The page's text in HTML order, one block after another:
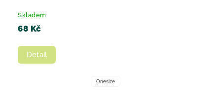
Skladem
68 Kč
Detail
Onesize